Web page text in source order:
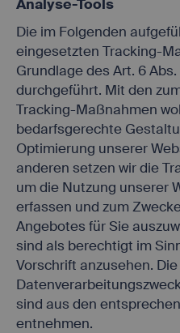
Analyse-Tools
Die im Folgenden
eingesetzten Tracking-
Grundlage des Art. 6 Abs.
durchgeführt. Mit den
Tracking-Maßnahmen
bedarfsgerechte
Optimierung unserer
anderen setzen wir die
um die Nutzung unserer
erfassen und zum
Angebotes für Sie
sind als berechtigt im
Vorschrift anzusehen.
sind aus den
entnehmen.